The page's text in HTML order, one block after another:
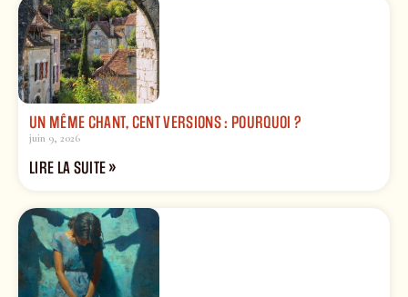
UN MÊME CHANT, CENT VERSIONS : POURQUOI ?
juin 9, 2026
LIRE LA SUITE »